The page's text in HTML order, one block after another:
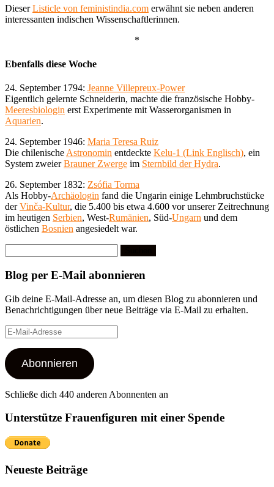
DieserListicle von feministindia.com erwähnt sie neben anderen
interessanten indischen Wissenschaftlerinnen.
*
Ebenfalls diese Woche
24. September 1794: Jeanne Villepreux-Power
Eigentlich gelernte Schneiderin, machte die französische Hobby-
Meeresbiologin erst Experimente mit Wasserorganismen in
Aquarien.
24. September 1946: Maria Teresa Ruiz
Die chilenische Astronomin entdeckte Kelu-1 (Link Englisch), ein
System zweierBrauner Zwerge im Sternbild der Hydra.
26. September 1832: Zsófia Torma
Als Hobby-Archäologin fand die Ungarin einige Lehmbruchstücke
derVinča-Kultur, die 5.400 bis etwa 4.600 vor unserer Zeitrechnung
im heutigen Serbien, West-Rumänien, Süd-Ungarn und dem
östlichen Bosnien angesiedelt war.
nach:
Blog per E-Mail abonnieren
Gib deine E-Mail-Adresse an, um diesen Blog zu abonnieren und
Benachrichtigungen über neue Beiträge via E-Mail zu erhalten.
E-
Mail-
Adresse
Abonnieren
Schließe dich 440 anderen Abonnenten an
Unterstütze Frauenfiguren mit einer Spende
Neueste Beiträge